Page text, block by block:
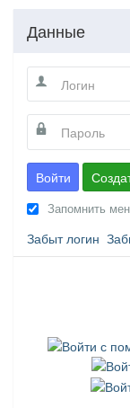
Данные
Войти
Запомнить
Забыт логин